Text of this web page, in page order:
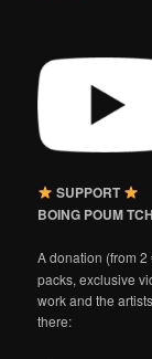
SUPPORT
BOING POUM
A donation (from 2
packs, exclusive
work and the
there: